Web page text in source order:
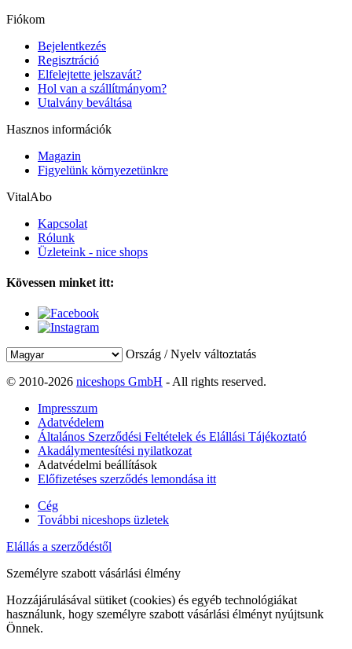
Fiókom
Bejelentkezés
Regisztráció
Elfelejtette jelszavát?
Hol van a szállítmányom?
Utalvány beváltása
Hasznos információk
Magazin
Figyelünk környezetünkre
VitalAbo
Kapcsolat
Rólunk
Üzleteink - nice shops
Kövessen minket itt:
Ország / Nyelv változtatás
© 2010-2026 niceshops GmbH - All rights reserved.
Impresszum
Adatvédelem
Általános Szerződési Feltételek és Elállási Tájékoztató
Akadálymentesítési nyilatkozat
Adatvédelmi beállítások
Előfizetéses szerződés lemondása itt
Cég
További niceshops üzletek
Elállás a szerződéstől
Személyre szabott vásárlási élmény
Hozzájárulásával sütiket (cookies) és egyéb technológiákat
használunk, hogy személyre szabott vásárlási élményt nyújtsunk
Önnek.